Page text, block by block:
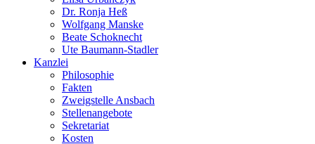
Dr. Ronja Heß
Wolfgang Manske
Beate Schoknecht
Ute Baumann-Stadler
Kanzlei
Philosophie
Fakten
Zweigstelle Ansbach
Stellenangebote
Sekretariat
Kosten